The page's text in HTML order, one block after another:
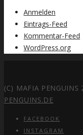
Anmelden
Eintrags-Feed
Kommentar-Feed
WordPress.org
(C) MAFIA
PENGUINS.DE
FACEBOOK
INSTAGRAM